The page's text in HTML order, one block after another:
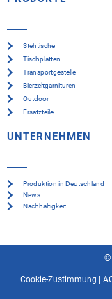
Stehtische
Tischplatten
Transportgestelle
Bierzeltgarnituren
Outdoor
Ersatzteile
UNTERNEHMEN
Produktion in Deutschland
News
Nachhaltigkeit
©
Cookie-Zustimmung